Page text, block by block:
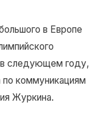
в Европе
в следующем году,
коммуникациям
Журкина.